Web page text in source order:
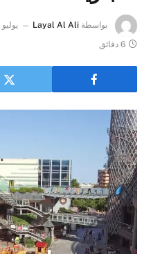
بواسطة Layal Al Ali يوليو 8, 2026
6 دقائق